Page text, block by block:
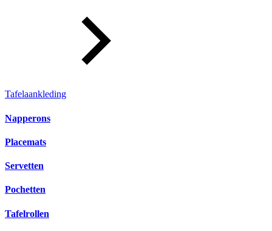
Tafelaankleding
Napperons
Placemats
Servetten
Pochetten
Tafelrollen